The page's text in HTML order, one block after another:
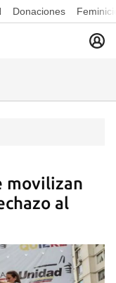
Donaciones
movilizan
al